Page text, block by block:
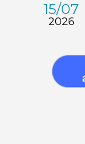
15/07
2026